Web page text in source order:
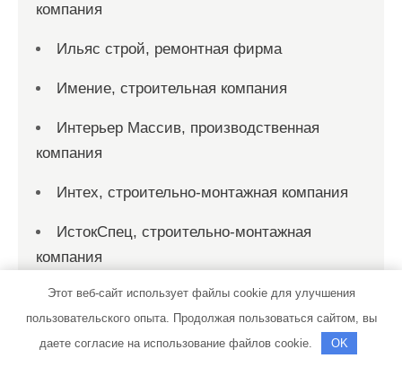
компания
Ильяс строй, ремонтная фирма
Имение, строительная компания
Интерьер Массив, производственная
компания
Интех, строительно-монтажная компания
ИстокСпец, строительно-монтажная
компания
КамчатСтрой
Капитал-Строй, компания
Этот веб-сайт использует файлы cookie для улучшения
пользовательского опыта. Продолжая пользоваться сайтом, вы
даете согласие на использование файлов cookie.
OK